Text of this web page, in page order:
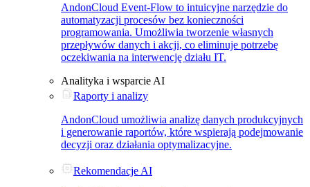
AndonCloud Event-Flow to intuicyjne narzędzie do
automatyzacji procesów bez konieczności
programowania. Umożliwia tworzenie własnych
przepływów danych i akcji, co eliminuje potrzebę
oczekiwania na interwencję działu IT.
Analityka i wsparcie AI
Raporty i analizy
AndonCloud umożliwia analizę danych produkcyjnych
i generowanie raportów, które wspierają podejmowanie
decyzji oraz działania optymalizacyjne.
Rekomendacje AI